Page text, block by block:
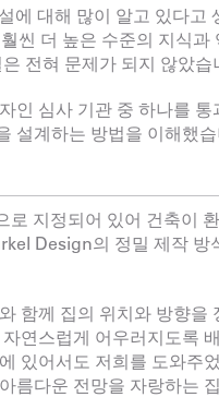
에 대해 많이 알고 있다고
씬 더 높은 수준의 지식과
전혀 문제가 되지 않았습
인 심사 기관 중 하나를 통
설계하는 방법을 이해했
지정되어 있어 건축이
Design의 정밀 제작 방
함께 집의 위치와 방향을
연스럽게 어우러지도록
있어서도 저희를 도와주
름다운 전망을 자랑하는